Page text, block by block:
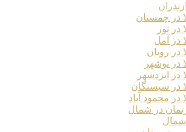
در چمستان
در نور
در آمل
در رویان
در نوشهر
در ایزدشهر
در سیسنگان
در محمود آباد
در شمال
شمال